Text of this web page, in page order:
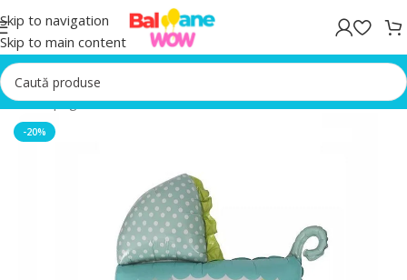
Skip to navigation
Skip to main content
Prima pagină/Baloane folie
-20%